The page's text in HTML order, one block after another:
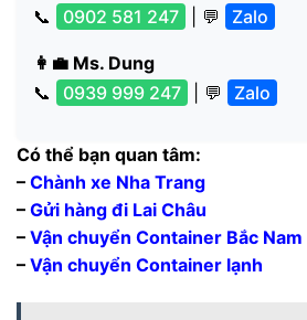
📞
0902 581 247 | 💬 Zalo
👩‍💼 Ms. Dung
📞
0939 999 247 | 💬 Zalo
Có thể bạn quan tâm:
– Chành xe Nha Trang
– Gửi hàng đi Lai Châu
– Vận chuyển Container Bắc Nam
– Vận chuyển Container lạnh